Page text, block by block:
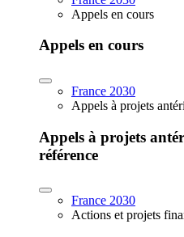
Appels en cours
Appels en cours
France 2030
Appels à projets
Appels à projets
référence
France 2030
Actions et projets